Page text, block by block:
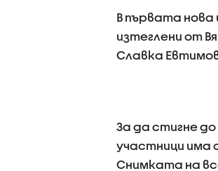
В първата
изтеглени от
Славка
За да стигне
участници има
Снимката на